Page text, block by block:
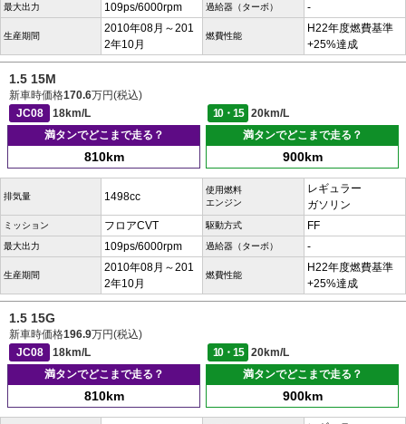
最大出力 109ps/6000rpm 過給器（ターボ） -
生産期間
2010年08月～201
2年10月
燃費性能
H22年度燃費基準
+25%達成
1.5 15M
新車時価格170.6万円(税込)
JC08
18km/L 10・15
20km/L
満タンでどこまで走る？
810km
満タンでどこまで走る？
900km
排気量 1498cc
使用燃料
エンジン
レギュラー
ガソリン
ミッション フロアCVT 駆動方式 FF
最大出力 109ps/6000rpm 過給器（ターボ） -
生産期間
2010年08月～201
2年10月
燃費性能
H22年度燃費基準
+25%達成
1.5 15G
新車時価格196.9万円(税込)
JC08
18km/L 10・15
20km/L
満タンでどこまで走る？
810km
満タンでどこまで走る？
900km